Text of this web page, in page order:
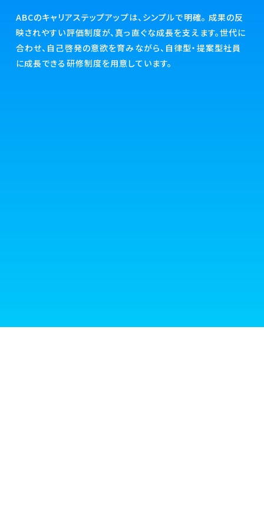
ABCのキャリアステップアップは、シンプルで明確。 成果の反
映されやすい評価制度が、真っ直ぐな成長を支えます。世代に
合わせ、自己啓発の意欲を育みながら、自律型・提案型社員
に成長できる研修制度を用意しています。